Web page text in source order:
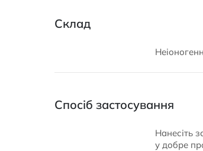
Склад
Спосіб застосування
Нанесіть
у добре